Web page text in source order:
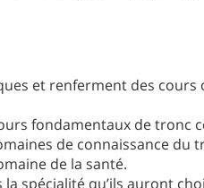
et renferment des
fondamentaux de tronc
de connaissance du
de la santé.
spécialité qu’ils auront